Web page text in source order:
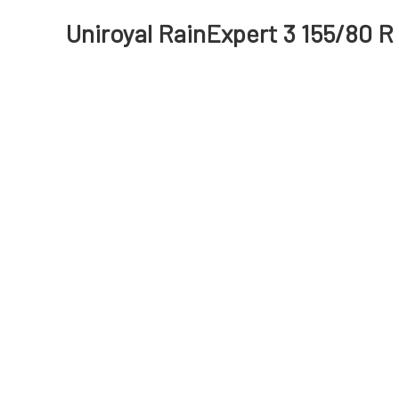
Uniroyal RainExpert 3 155/80 R